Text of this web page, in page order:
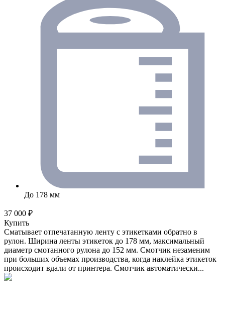
До 178 мм
37 000 ₽
Купить
Сматывает отпечатанную ленту с этикетками обратно в
рулон. Ширина ленты этикеток до 178 мм, максимальный
диаметр смотанного рулона до 152 мм. Смотчик незаменим
при больших объемах производства, когда наклейка этикеток
происходит вдали от принтера. Смотчик автоматически...